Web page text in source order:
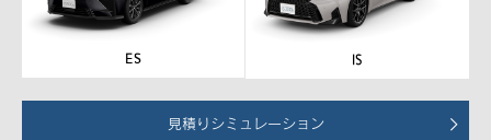
見積りシミュレーション